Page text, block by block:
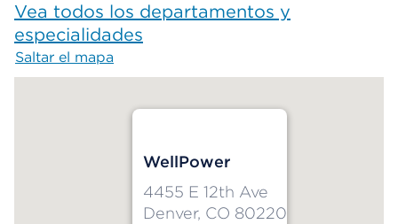
Vea todos los departamentos y
especialidades
Saltar el mapa
WellPower
4455 E 12th Ave
Denver, CO 80220